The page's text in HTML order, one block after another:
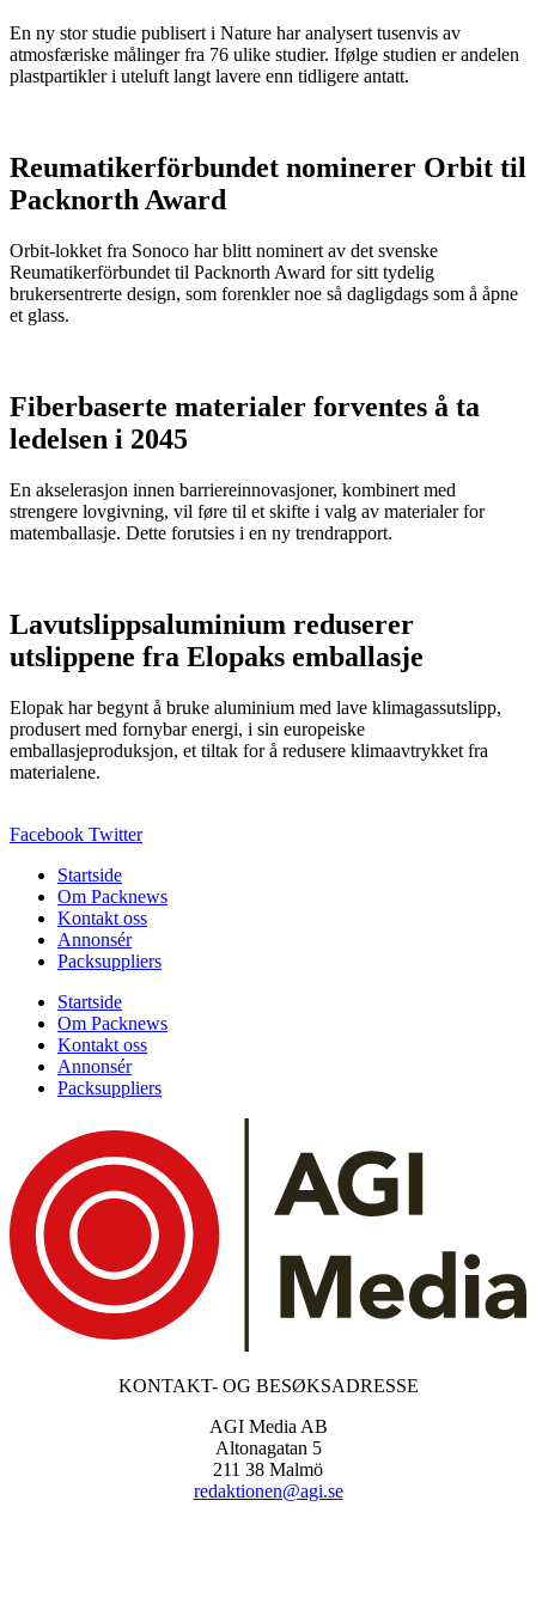
En ny stor studie publisert i Nature har analysert tusenvis av
atmosfæriske målinger fra 76 ulike studier. Ifølge studien er andelen
plastpartikler i uteluft langt lavere enn tidligere antatt.
Reumatikerförbundet nominerer Orbit til
Packnorth Award
Orbit-lokket fra Sonoco har blitt nominert av det svenske
Reumatikerförbundet til Packnorth Award for sitt tydelig
brukersentrerte design, som forenkler noe så dagligdags som å åpne
et glass.
Fiberbaserte materialer forventes å ta
ledelsen i 2045
En akselerasjon innen barriereinnovasjoner, kombinert med
strengere lovgivning, vil føre til et skifte i valg av materialer for
matemballasje. Dette forutsies i en ny trendrapport.
Lavutslippsaluminium reduserer
utslippene fra Elopaks emballasje
Elopak har begynt å bruke aluminium med lave klimagassutslipp,
produsert med fornybar energi, i sin europeiske
emballasjeproduksjon, et tiltak for å redusere klimaavtrykket fra
materialene.
Facebook Twitter
Startside
Om Packnews
Kontakt oss
Annonsér
Packsuppliers
Startside
Om Packnews
Kontakt oss
Annonsér
Packsuppliers
KONTAKT- OG BESØKSADRESSE
AGI Media AB
Altonagatan 5
211 38 Malmö
redaktionen@agi.se